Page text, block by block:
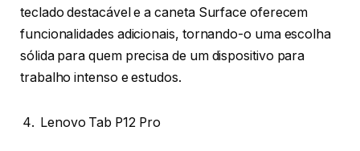
teclado destacável e a caneta Surface oferecem
funcionalidades adicionais, tornando-o uma escolha
sólida para quem precisa de um dispositivo para
trabalho intenso e estudos.
Lenovo Tab P12 Pro